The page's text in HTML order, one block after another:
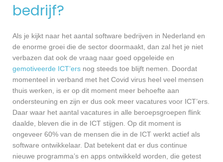
bedrijf?
Als je kijkt naar het aantal software bedrijven in Nederland en
de enorme groei die de sector doormaakt, dan zal het je niet
verbazen dat ook de vraag naar goed opgeleide en
gemotiveerde ICT’ers nog steeds toe blijft nemen. Doordat
momenteel in verband met het Covid virus heel veel mensen
thuis werken, is er op dit moment meer behoefte aan
ondersteuning en zijn er dus ook meer vacatures voor ICT’ers.
Daar waar het aantal vacatures in alle beroepsgroepen flink
daalde, bleven die in de ICT stijgen. Op dit moment is
ongeveer 60% van de mensen die in de ICT werkt actief als
software ontwikkelaar. Dat betekent dat er dus continue
nieuwe programma’s en apps ontwikkeld worden, die getest